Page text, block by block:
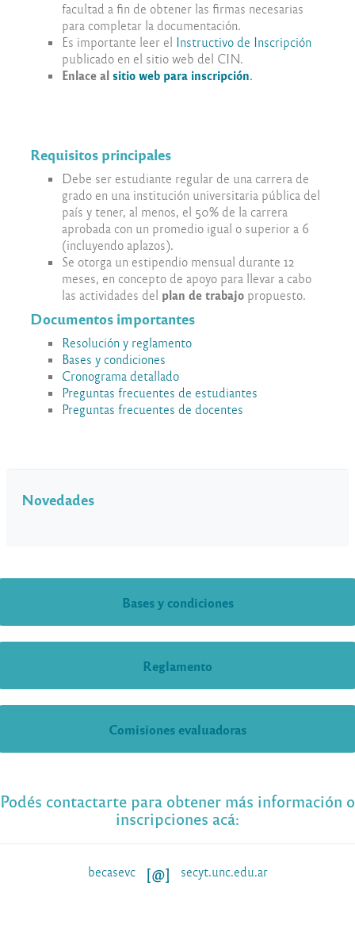
facultad a fin de obtener las firmas necesarias
para completar la documentación.
Es importante leer el Instructivo de Inscripción
publicado en el sitio web del CIN.
Enlace alsitio web para inscripción.
Requisitos principales
Debe ser estudiante regular de una carrera de
grado en una institución universitaria pública del
país y tener, al menos, el 50% de la carrera
aprobada con un promedio igual o superior a 6
(incluyendo aplazos).
Se otorga un estipendio mensual durante 12
meses, en concepto de apoyo para llevar a cabo
las actividades del plan de trabajo propuesto.
Documentos importantes
Resolución y reglamento
Bases y condiciones
Cronograma detallado
Preguntas frecuentes de estudiantes
Preguntas frecuentes de docentes
Novedades
Bases y condiciones
Reglamento
Comisiones evaluadoras
Podés contactarte para obtener más información o
inscripciones acá:
becasevc [@] secyt.unc.edu.ar